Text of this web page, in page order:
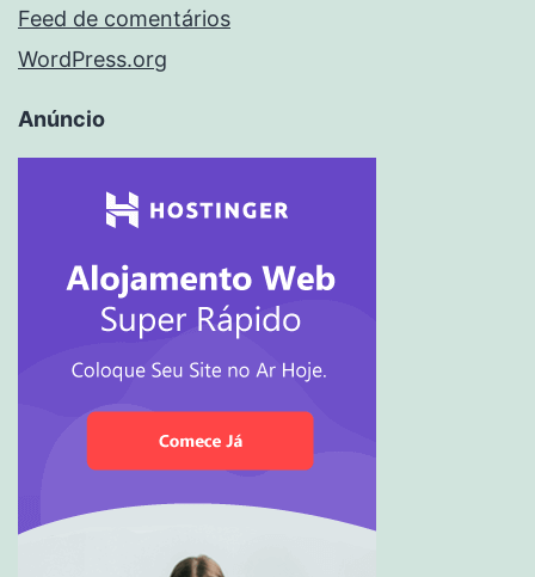
Feed de comentários
WordPress.org
Anúncio